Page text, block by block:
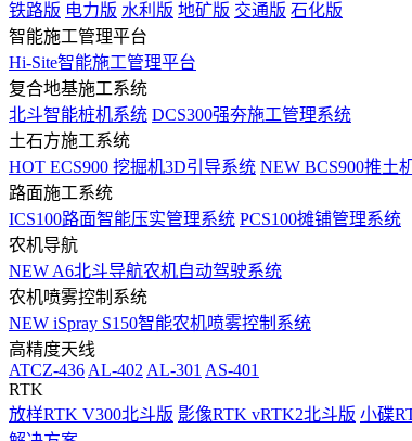
铁路版 电力版 水利版 地矿版 交通版 石化版
智能施工管理平台
Hi-Site智能施工管理平台
复合地基施工系统
北斗智能桩机系统 DCS300强夯施工管理系统
土石方施工系统
HOT ECS900 挖掘机3D引导系统 NEW BCS900推土
路面施工系统
ICS100路面智能压实管理系统 PCS100摊铺管理系统
农机导航
NEW A6北斗导航农机自动驾驶系统
农机喷雾控制系统
NEW iSpray S150智能农机喷雾控制系统
高精度天线
ATCZ-436 AL-402 AL-301 AS-401
RTK
放样RTK V300北斗版 影像RTK vRTK2北斗版 小碟